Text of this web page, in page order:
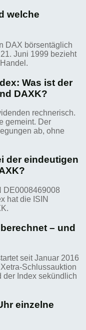
welche
DAX börsentäglich
Juni 1999 bezieht
Was ist der
DAXK?
rechnerisch.
gemeint. Der
ab, ohne
der eindeutigen
DE0008469008
hat die ISIN
– und
seit Januar 2016
Schlussauktion
der Index sekündlich
einzelne